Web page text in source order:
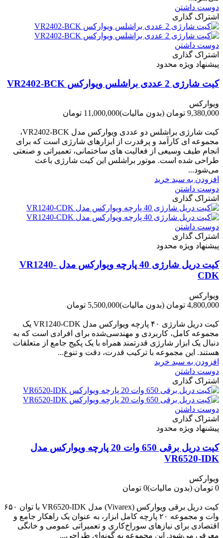
دوست داشتن
اشتراک گذاری
دوست داشتن
اشتراک گذاری
پیشنهاد ویژه محدود
کیت شارژی 2 عددی براشلس ویوارکس VR2402-BCK
ویوارکس
9,380,000 تومان
(بدون مالیات)11,000,000 تومان
کیت شارژی براشلس دو عددی ویوارکس مدل VR2402-BCK،
مجموعه ای کارآمد و پرقدرت از ابزارهای شارژی است که برای
انجام طیف وسیعی از فعالیت های ساختمانی، تعمیراتی و صنعتی
طراحی شده است. موتور براشلس این کیت شارژی باعث
می‌شود...
افزودن به سبد خرید
دوست داشتن
اشتراک گذاری
دوست داشتن
اشتراک گذاری
پیشنهاد ویژه محدود
کیت دریل شارژی 40 پارچه ویوارکس مدل VR1240-
CDK
ویوارکس
4,800,000 تومان
(بدون مالیات)5,500,000 تومان
کیت دریل شارژی ۴۰ پارچه ویوارکس مدل VR1240‑CDK یک
مجموعه کامل، کاربردی و مهندسی‌شده برای افرادی است که به
دنبال یک ابزار شارژی قدرتمند همراه با یک پکیج جامع از متعلقات
هستند. این مجموعه با ترکیب قدرت، دقت و تنوع...
افزودن به سبد خرید
دوست داشتن
اشتراک گذاری
دوست داشتن
اشتراک گذاری
پیشنهاد ویژه محدود
کیت دریل برقی 650 وات 20 پارچه ویوارکس مدل
VR6520-IDK
ویوارکس
0 تومان
(بدون مالیات)0 تومان
کیت دریل برقی ویوارکس (Vivarex) مدل VR6520-IDK با توان ۶۵۰
وات و مجموعه ۲۰ پارچه کامل ابزار، به عنوان یک راهکار جامع و
اقتصادی برای نیازهای سوراخ‌کاری و تعمیراتی عمومی و خانگی
معرفی می‌شود. این مجموعه به گونه‌ای طراحی...